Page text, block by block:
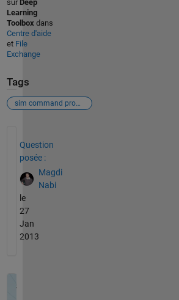
sur Deep
Learning
Toolboxdans
Centre d'aide
et File
Exchange
Tags
sim command problem
Question
posée :
Magdi
Nabi
le
27
Jan
2013